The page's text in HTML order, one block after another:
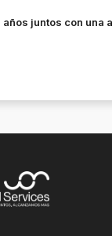
juntos con una